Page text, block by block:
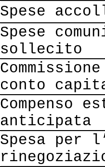
Spese
Spese
sollecito
conto
Compenso
anticipata
Spesa per